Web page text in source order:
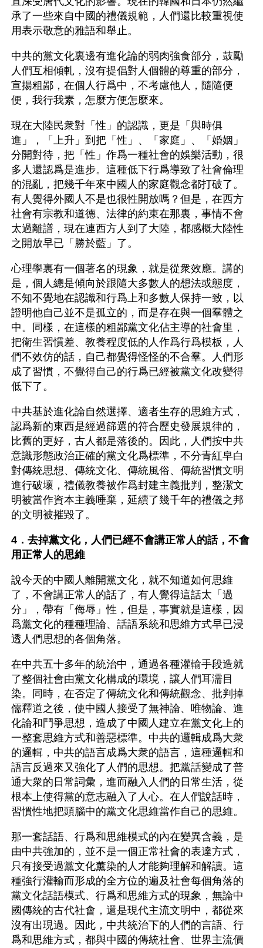
承了一些來自中國的禮儀規範，人們還比較重視使
用表示敬意的雅語和舉止。
中共的黨文化裏邊有進化論的弱肉強食部分，鼓勵
人們互相傾軋，沒有提倡對人個體的尊重的部分，
宣揚粗鄙，在個人行爲中，不考慮他人，隨隨便
便，我行我素，怎麼方便怎麼來。
現在大陸民衆對「性」的認識，更是「與時俱
進」，「上升」到把「性」、「家庭」、「婚姻」
分開對待，把「性」作爲一種社會的娛樂活動，很
多人還認爲是進步。這種低下行爲導致了社會倫理
的混亂，把幾千年來中國人的家庭觀念都打破了。
有人覺得外國人不是也很性開放嗎？但是，在西方
社會有宗教和道德、法律的約束在那裏，事情不會
太過離譜，現在連西方人到了大陸，都感概大陸性
之開放早已「勝於藍」了。
心理學裏有一個著名的現象，就是從衆效應。講的
是，個人總是傾向於跟隨大多數人的想法或態度，
不知不覺地在認識和行爲上和多數人保持一致，以
證明他自己並不是孤立的，而是存在與一個羣體之
中。同樣，在這樣的粗鄙黨文化佔主導的社會里，
把衛生習慣差、教養程度低的人作爲行爲模板，人
們不效仿的話，自己都覺得怪怪的不合羣。人們形
成了習慣，不覺得自己的行爲已經被黨文化改變得
低下了。
中共基於進化論自然選擇、適者生存的思維方式，
認爲新的東西是經過篩選的符合歷史發展規律的，
比舊的更好，古人都是落後的。因此，人們按中共
意識形態政治正確的黨文化爲標準，不分青紅皁白
對傳統思想、傳統文化、傳統風俗、傳統習慣文明
進行破壞，禮儀教養被作爲封建主義批判，整潔文
明被當作資本主義唾棄，延續了幾千年的禮儀之邦
的文明被摧毀了。
4．去掉黨文化，人們已經不會講正常人的話，不會
用正常人的思維
說今天的中國人離開黨文化，就不知道如何思維
了，不會講正常人的話了，有人覺得這話太「過
分」，帶有「侮辱」性，但是，事實就是這樣，因
爲黨文化的種種理論、話語系統和思維方式早已浸
透人們思想的各個角落。
在中共五十多年的統治中，通過各種灌輸手段造就
了整個社會由黨文化構成的環境，讓人們耳濡目
染。同時，在否定了傳統文化和傳統觀念、批判掉
儒釋道之後，使中國人接受了無神論、唯物論、進
化論和鬥爭思想，造成了中國人建立在黨文化上的
一整套思維方式和善惡標準。中共的邏輯成爲大衆
的邏輯，中共的語言成爲大衆的語言，這種邏輯和
語言反過來又強化了人們的思想。把黨話變成了普
通大衆的日常詞彙，進而融入人們的日常生活，從
根本上使得黨的意志融入了人心。在人們說話時，
習慣性地把頭腦中的黨文化思維當作自己的思維。
那一套話語、行爲和思維模式的內在變異含義，是
由中共強加的，並不是一個正常社會的表達方式，
只有接受過黨文化薰染的人才能夠理解和解讀。這
種強行灌輸而形成的全方位的遍及社會每個角落的
黨文化話語模式、行爲和思維方式的現象，無論中
國傳統的古代社會，還是現代主流文明中，都從來
沒有出現過。因此，中共統治下的人們的言語、行
爲和思維方式，都與中國的傳統社會、世界主流價